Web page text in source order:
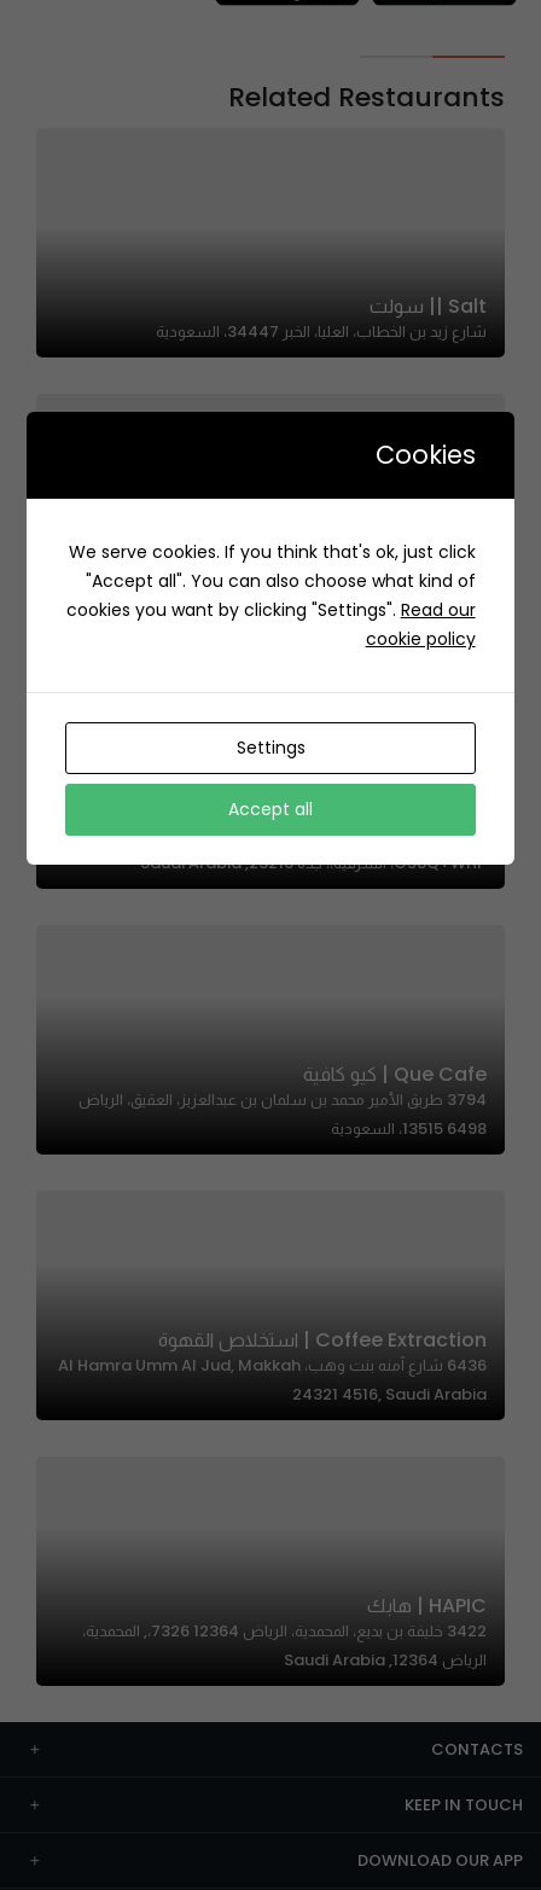
Related Restaurants
Salt || سولت
شارع زيد بن الخطاب، العليا، الخبر 34447، السعودية
M DEE | إم دي
طريق عائشة بنت ابي بكر الصديق، Al Basateen, Buraydah
52348, Saudi Arabia
Madry | مدري
G58Q+WHP، الشرفية،، جدة 23216, Saudi Arabia
Que Cafe | كيو كافية
3794 طريق الأمير محمد بن سلمان بن عبدالعزيز، العقيق، الرياض
13515 6498، السعودية
Coffee Extraction | استخلاص القهوة
6436 شارع آمنه بنت وهب، Al Hamra Umm Al Jud, Makkah
24321 4516, Saudi Arabia
HAPIC | هابك
3422 خليفة بن بديع، المحمدية، الرياض 12364 7326،, المحمدية،
الرياض 12364, Saudi Arabia
CONTACTS
KEEP IN TOUCH
DOWNLOAD OUR APP
Cookies
We serve cookies. If you think that's ok, just click
"Accept all". You can also choose what kind of
cookies you want by clicking "Settings". Read our
cookie policy
Settings
Accept all